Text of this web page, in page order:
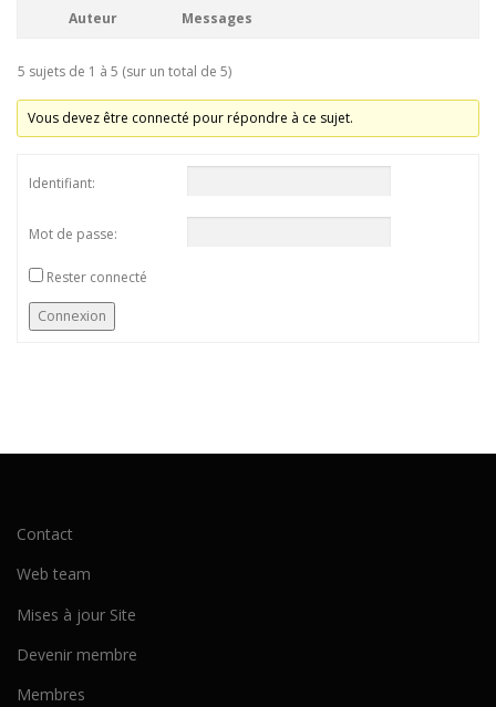
Auteur Messages
5 sujets de 1 à 5 (sur un total de 5)
Vous devez être connecté pour répondre à ce sujet.
Identifiant:
Mot de passe:
Rester connecté
Connexion
Contact
Web team
Mises à jour Site
Devenir membre
Membres